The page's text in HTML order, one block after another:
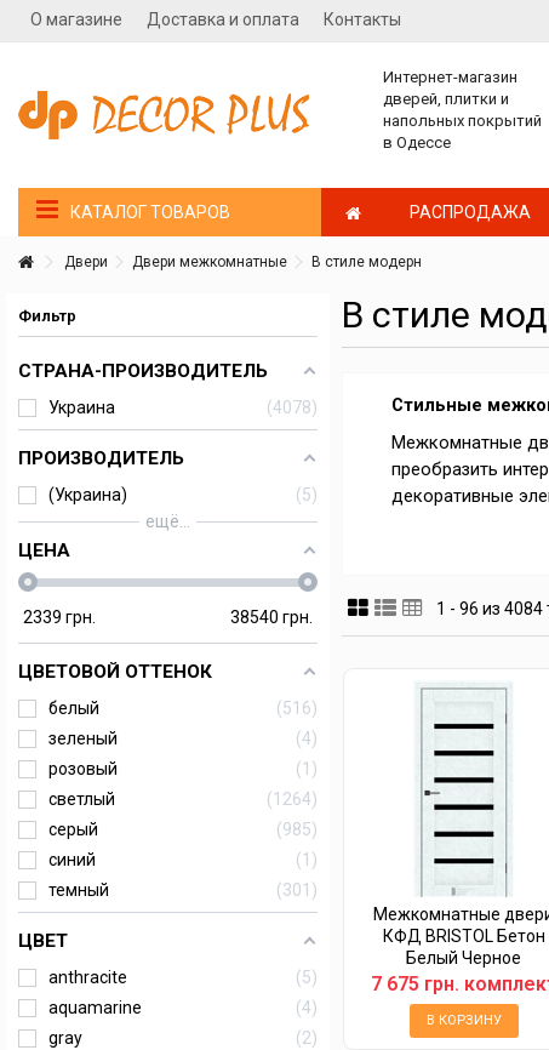
О магазине Доставка и оплата Контакты
Интернет-магазин
дверей, плитки и
напольных покрытий
в Одессе
КАТАЛОГ ТОВАРОВ РАСПРОДАЖА
Двери Двери межкомнатные В стиле модерн
В стиле
Стильные
Межкомнатные
преобразить
декоративные
1 - 96 из 4084
Межкомнатные
КФД BRISTOL Бетон
Белый Черное
7 675 грн.
В КОРЗИНУ
Фильтр
СТРАНА-ПРОИЗВОДИТЕЛЬ
Украина 4078
ПРОИЗВОДИТЕЛЬ
(Украина)
5
ещё...
ЦЕНА
2339 грн. 38540 грн.
ЦВЕТОВОЙ ОТТЕНОК
белый
516
зеленый
4
розовый
1
светлый
1264
серый
985
синий
1
темный
301
ЦВЕТ
anthracite
5
aquamarine
4
gray
2